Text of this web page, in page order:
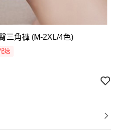
三角褲 (M-2XL/4色)
送